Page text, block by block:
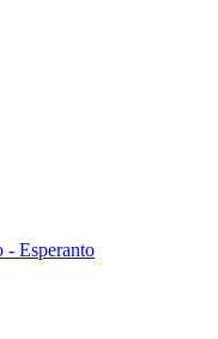
Esperanto